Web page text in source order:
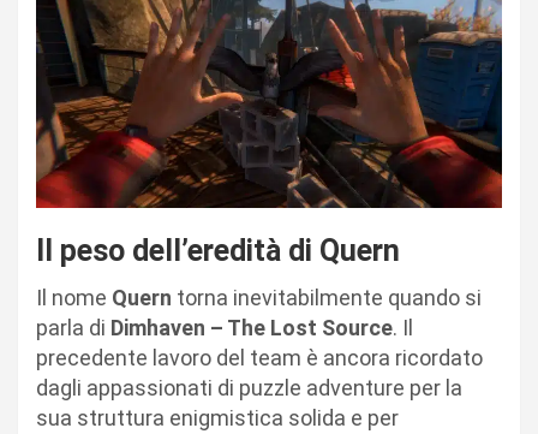
Il peso dell’eredità di Quern
Il nome Quern torna inevitabilmente quando si
parla di Dimhaven – The Lost Source. Il
precedente lavoro del team è ancora ricordato
dagli appassionati di puzzle adventure per la
sua struttura enigmistica solida e per